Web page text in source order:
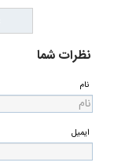
نظرات شما
نام
ایمیل